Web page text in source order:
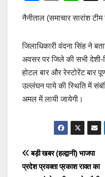
c
e
b
o
o
k
ail at
s
A
p
p
नैनीताल (समाचार सारांश टीम
जिलाधिकारी वंदना सिंह ने
अवसर पर जिले की सभी देशी-
होटल बार और रेस्टोरेंट बार
उल्लंघन पाये की स्थिति में
अमल में लायी जायेगी।
Post
बड़ी खबर (हल्द्वानी) भाजपा
प्रदेश प्रवक्ता प्रकाश रावत का